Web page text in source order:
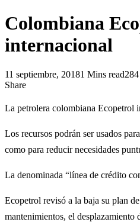
Colombiana
internacional
11 septiembre, 20181 Mins read
Share
La petrolera colombiana Ecopetrol
Los recursos podrán ser usados
como para reducir necesidades
La denominada “línea de crédito
Ecopetrol revisó a la baja su plan
mantenimientos, el desplazamiento